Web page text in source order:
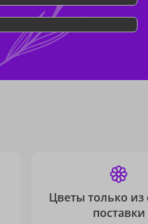
Цветы только из
поставки